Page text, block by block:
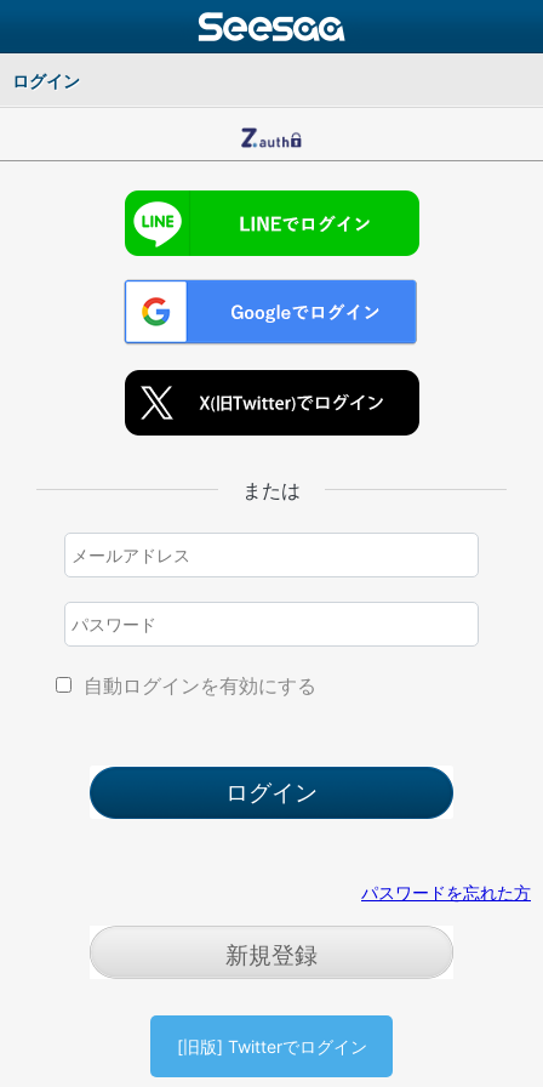
ログイン
または
自動ログインを有効にする
パスワードを忘れた方
新規登録
[旧版] Twitterでログイン